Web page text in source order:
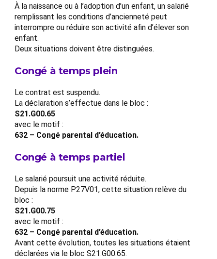
À la naissance ou à l’adoption d’un enfant, un salarié
remplissant les conditions d’ancienneté peut
interrompre ou réduire son activité afin d’élever son
enfant.
Deux situations doivent être distinguées.
Congé à temps plein
Le contrat est suspendu.
La déclaration s’effectue dans le bloc :
S21.G00.65
avec le motif :
632 – Congé parental d’éducation.
Congé à temps partiel
Le salarié poursuit une activité réduite.
Depuis la norme P27V01, cette situation relève du
bloc :
S21.G00.75
avec le motif :
632 – Congé parental d’éducation.
Avant cette évolution, toutes les situations étaient
déclarées via le bloc S21.G00.65.